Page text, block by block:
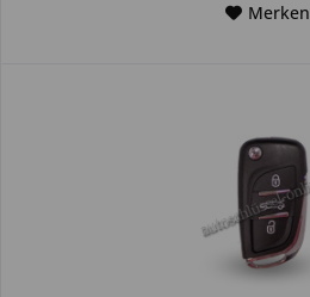
Merken